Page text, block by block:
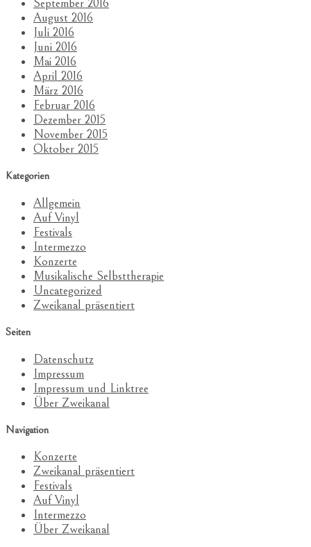
September 2016
August 2016
Juli 2016
Juni 2016
Mai 2016
April 2016
März 2016
Februar 2016
Dezember 2015
November 2015
Oktober 2015
Kategorien
Allgemein
Auf Vinyl
Festivals
Intermezzo
Konzerte
Musikalische Selbsttherapie
Uncategorized
Zweikanal präsentiert
Seiten
Datenschutz
Impressum
Impressum und Linktree
Über Zweikanal
Navigation
Konzerte
Zweikanal präsentiert
Festivals
Auf Vinyl
Intermezzo
Über Zweikanal